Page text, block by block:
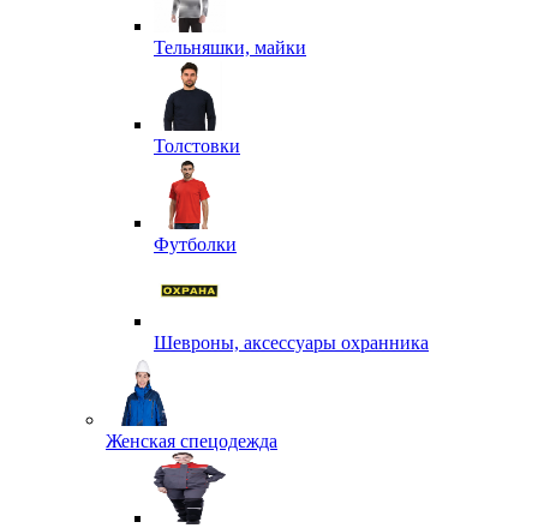
Тельняшки, майки
Толстовки
Футболки
Шевроны, аксессуары охранника
Женская спецодежда